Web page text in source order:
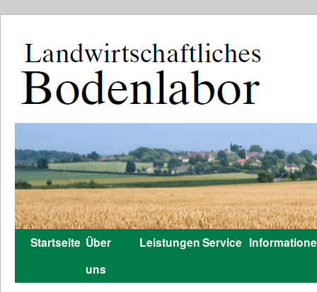
Zum
Startseite Über
uns
LeistungenService